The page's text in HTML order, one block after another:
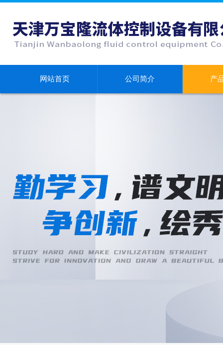
网站首页 公司简介 产